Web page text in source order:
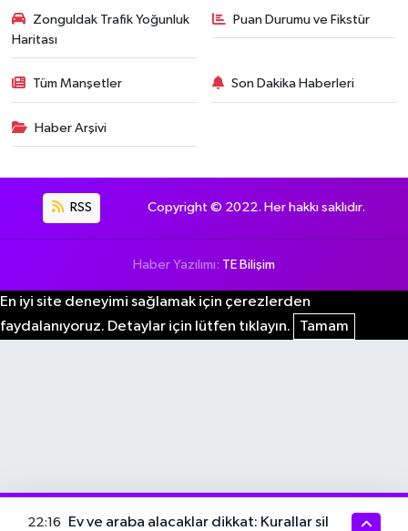
Zonguldak Trafik Yoğunluk
Haritası
Puan Durumu ve Fikstür
Tüm Manşetler Son Dakika Haberleri
Haber Arşivi
RSS Copyright © 2022. Her hakkı saklıdır.
Haber Yazılımı: TE Bilişim
En iyi site deneyimi sağlamak için çerezlerden
faydalanıyoruz. Detaylar için lütfen tıklayın.
Tamam
22:16 Ev ve araba alacaklar dikkat: Kurallar sil